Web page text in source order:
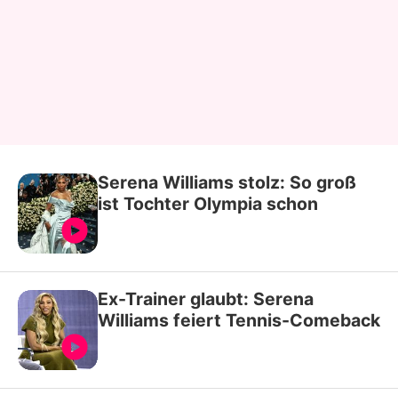
Serena Williams stolz: So groß
ist Tochter Olympia schon
Ex-Trainer glaubt: Serena
Williams feiert Tennis-Comeback